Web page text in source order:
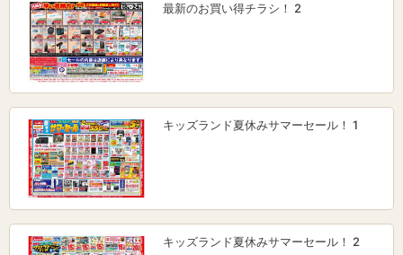
最新のお買い得チラシ！ 2
キッズランド夏休みサマーセール！ 1
キッズランド夏休みサマーセール！ 2